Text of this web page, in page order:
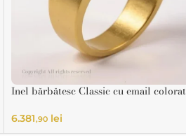
Inel bărbătesc Classic cu email colorat
6.381,90 lei